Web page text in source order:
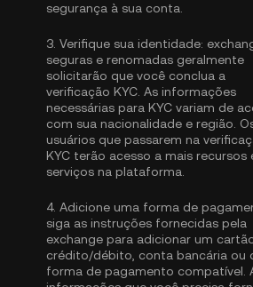
segurança à sua conta.
3. Verifique sua identidade:
seguras e renomadas geralmente
solicitarão que você conclua a
verificação KYC . As informações
necessárias para KYC variam de
com sua nacionalidade e região.
usuários que passarem na
KYC terão acesso a mais recursos
serviços na plataforma.
4. Adicione uma forma de
siga as instruções fornecidas pela
exchange para adicionar um
crédito/débito, conta bancária ou
forma de pagamento compatível.